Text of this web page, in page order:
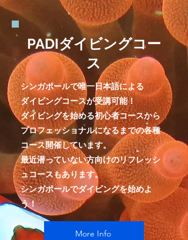
​PADIダイビングコー
ス
シンガポールで唯一日本語による
ダイビングコースが受講可能！
ダイビングを始める初心者コースから
プロフェッショナルになるまでの各種
コース開催しています。
最近潜っていない方向けのリフレッシ
ュコースもあります。
​シンガポールでダイビングを始めよ
う！
More Info